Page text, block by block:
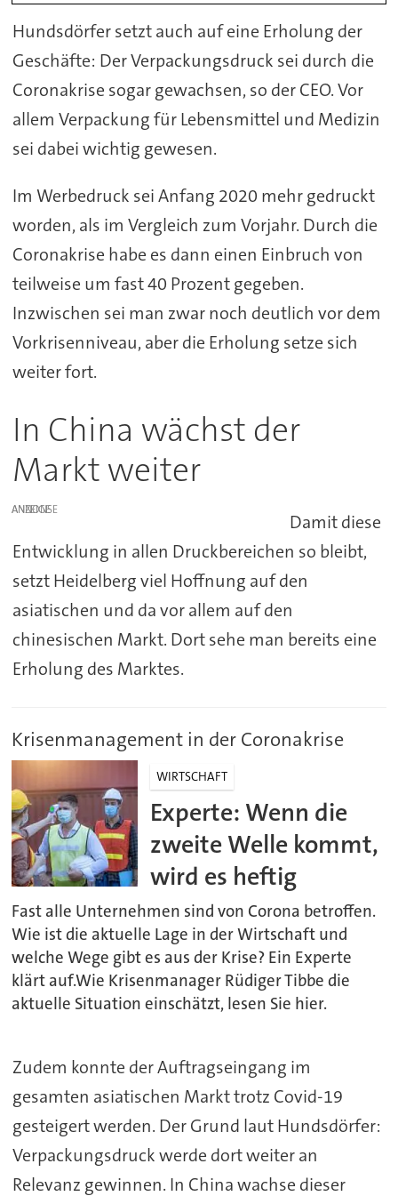
Hundsdörfer setzt auch auf eine Erholung der
Geschäfte: Der Verpackungsdruck sei durch die
Coronakrise sogar gewachsen, so der CEO. Vor
allem Verpackung für Lebensmittel und Medizin
sei dabei wichtig gewesen.
Im Werbedruck sei Anfang 2020 mehr gedruckt
worden, als im Vergleich zum Vorjahr. Durch die
Coronakrise habe es dann einen Einbruch von
teilweise um fast 40 Prozent gegeben.
Inzwischen sei man zwar noch deutlich vor dem
Vorkrisenniveau, aber die Erholung setze sich
weiter fort.
In China wächst der
Markt weiter
ANZEIGE
Damit diese
Entwicklung in allen Druckbereichen so bleibt,
setzt Heidelberg viel Hoffnung auf den
asiatischen und da vor allem auf den
chinesischen Markt. Dort sehe man bereits eine
Erholung des Marktes.
Krisenmanagement in der Coronakrise
WIRTSCHAFT
Experte: Wenn die
zweite Welle kommt,
wird es heftig
Fast alle Unternehmen sind von Corona betroffen.
Wie ist die aktuelle Lage in der Wirtschaft und
welche Wege gibt es aus der Krise? Ein Experte
klärt auf.Wie Krisenmanager Rüdiger Tibbe die
aktuelle Situation einschätzt, lesen Sie hier.
Zudem konnte der Auftragseingang im
gesamten asiatischen Markt trotz Covid-19
gesteigert werden. Der Grund laut Hundsdörfer:
Verpackungsdruck werde dort weiter an
Relevanz gewinnen. In China wachse dieser